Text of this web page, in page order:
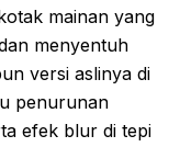
mainan yang
menyentuh
versi aslinya di
penurunan
efek blur di tepi